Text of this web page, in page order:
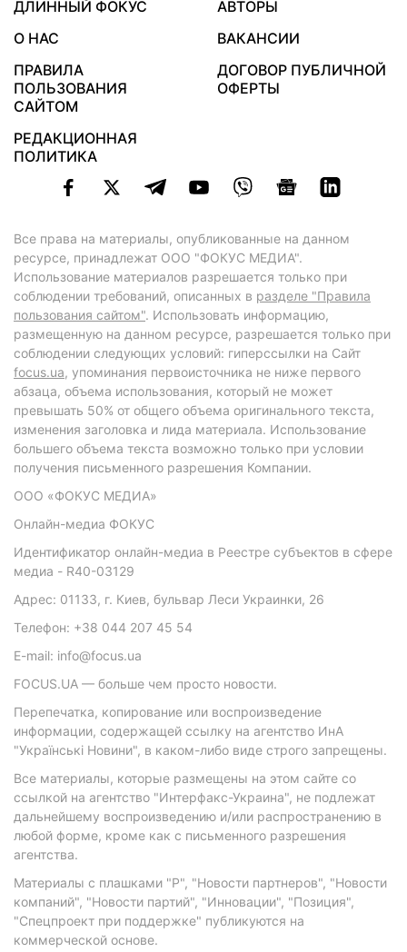
ДЛИННЫЙ ФОКУС
АВТОРЫ
О НАС
ВАКАНСИИ
ПРАВИЛА
ПОЛЬЗОВАНИЯ
САЙТОМ
ДОГОВОР ПУБЛИЧНОЙ
ОФЕРТЫ
РЕДАКЦИОННАЯ
ПОЛИТИКА
Все права на материалы, опубликованные на данном
ресурсе, принадлежат ООО "ФОКУС МЕДИА".
Использование материалов разрешается только при
соблюдении требований, описанных в разделе "Правила
пользования сайтом". Использовать информацию,
размещенную на данном ресурсе, разрешается только при
соблюдении следующих условий: гиперссылки на Сайт
focus.ua, упоминания первоисточника не ниже первого
абзаца, объема использования, который не может
превышать 50% от общего объема оригинального текста,
изменения заголовка и лида материала. Использование
большего объема текста возможно только при условии
получения письменного разрешения Компании.
ООО «ФОКУС МЕДИА»
Онлайн-медиа ФОКУС
Идентификатор онлайн-медиа в Реестре субъектов в сфере
медиа - R40-03129
Адрес: 01133, г. Киев, бульвар Леси Украинки, 26
Телефон: +38 044 207 45 54
E-mail: info@focus.ua
FOCUS.UA — больше чем просто новости.
Перепечатка, копирование или воспроизведение
информации, содержащей ссылку на агентство ИнА
"Українські Новини", в каком-либо виде строго запрещены.
Все материалы, которые размещены на этом сайте со
ссылкой на агентство "Интерфакс-Украина", не подлежат
дальнейшему воспроизведению и/или распространению в
любой форме, кроме как с письменного разрешения
агентства.
Материалы с плашками "Р", "Новости партнеров", "Новости
компаний", "Новости партий", "Инновации", "Позиция",
"Спецпроект при поддержке" публикуются на
коммерческой основе.